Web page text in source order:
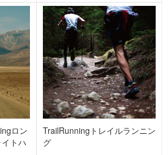
Japan
MORE BRANDS →
アルパインクライミング